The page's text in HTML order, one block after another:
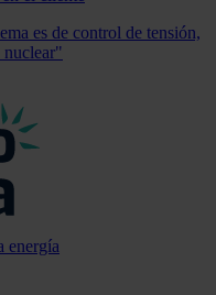
es de control de tensión,
nuclear"